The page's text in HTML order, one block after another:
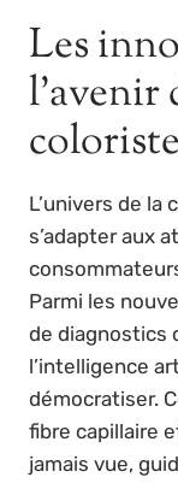
Les
l’avenir
L’univers de la
s’adapter aux
Parmi les
de diagnostics
l’intelligence
démocratiser.
fibre capillaire
jamais vue,